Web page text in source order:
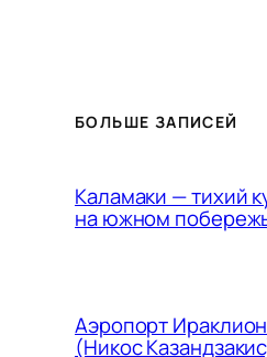
БОЛЬШЕ ЗАПИСЕЙ
Каламаки — тихий
на южном
Аэропорт
(Никос